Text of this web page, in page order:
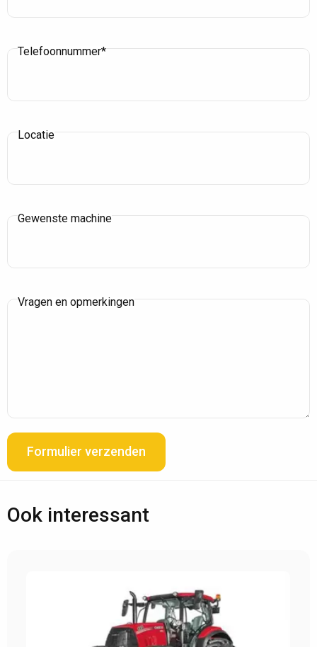
Telefoonnummer*
Locatie
Gewenste machine
Vragen en opmerkingen
Formulier verzenden
Ook interessant